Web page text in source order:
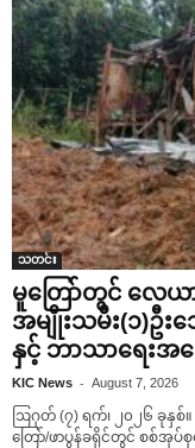
သတင်း
မူတြော်တွင် လေယ
အမျိုးသမီး(၁)ဦး
နှင့် ဘာသာရေးအ
KIC News - August 7, 2026
ဩဂုတ် (၇) ရက်၊ ၂၀၂၆ ခုနှ
တြော်/ဖာပွန်ခရိုင်တွင် စစ်အု